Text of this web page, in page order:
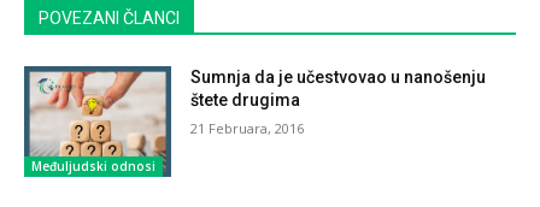
POVEZANI ČLANCI
Međuljudski odnosi
Sumnja da je učestvovao u nanošenju
štete drugima
21 Februara, 2016